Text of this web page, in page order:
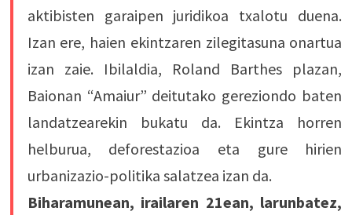
aktibisten garaipen juridikoa txalotu duena.
Izan ere, haien ekintzaren zilegitasuna onartua
izan zaie. Ibilaldia, Roland Barthes plazan,
Baionan “Amaiur” deitutako gereziondo baten
landatzearekin bukatu da. Ekintza horren
helburua, deforestazioa eta gure hirien
urbanizazio-politika salatzea izan da.
Biharamunean, irailaren 21ean, larunbatez,